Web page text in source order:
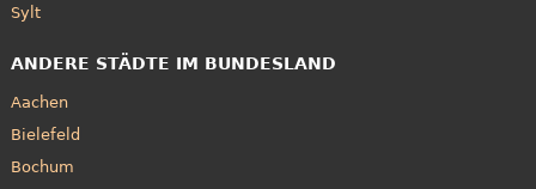
Sylt
ANDERE STÄDTE IM BUNDESLAND
Aachen
Bielefeld
Bochum